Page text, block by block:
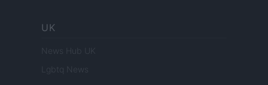
UK
News Hub UK
Lgbtq News